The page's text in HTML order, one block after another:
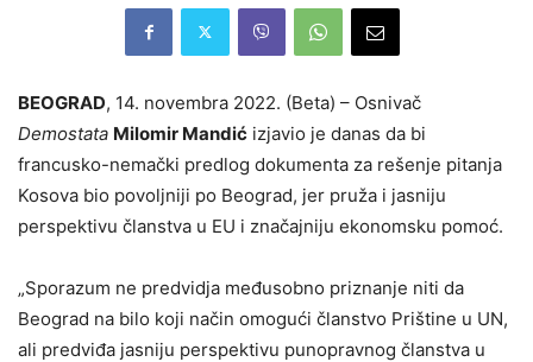
BEOGRAD, 14. novembra 2022. (Beta) – Osnivač
Demostata Milomir Mandić izjavio je danas da bi
francusko-nemački predlog dokumenta za rešenje pitanja
Kosova bio povoljniji po Beograd, jer pruža i jasniju
perspektivu članstva u EU i značajniju ekonomsku pomoć.
„Sporazum ne predvidja međusobno priznanje niti da
Beograd na bilo koji način omogući članstvo Prištine u UN,
ali predviđa jasniju perspektivu punopravnog članstva u